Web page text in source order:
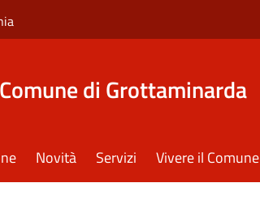
Comune di Grottaminarda
Novità Servizi Vivere il Comune